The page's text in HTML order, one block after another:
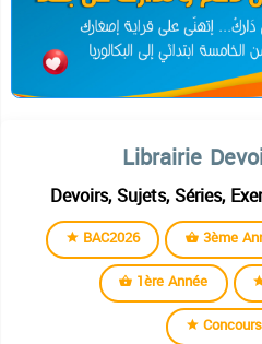
Devoirs, Sujets, Séries,
BAC2026 3ème
1ère Année